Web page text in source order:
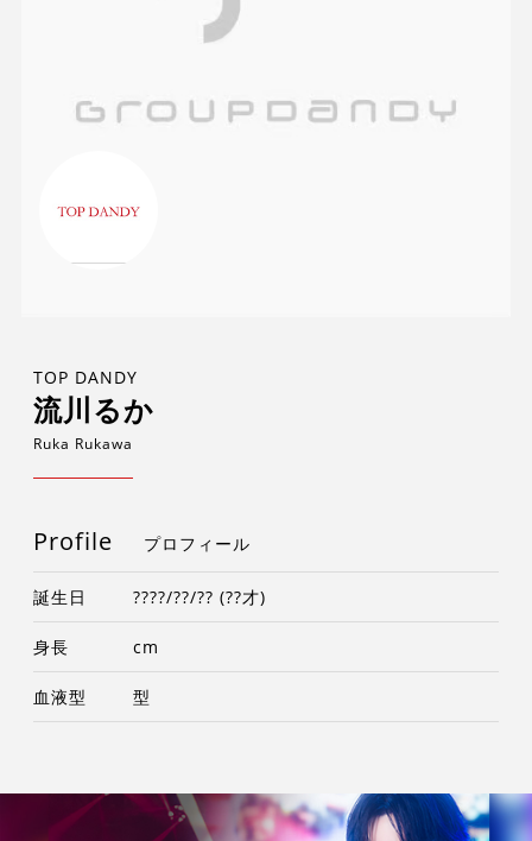
TOP DANDY
流川るか
Ruka Rukawa
Profile プロフィール
誕生日 ????/??/?? (??才)
身長 cm
血液型 型